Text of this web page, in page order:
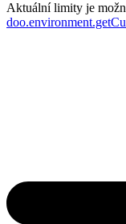
Aktuální limity je